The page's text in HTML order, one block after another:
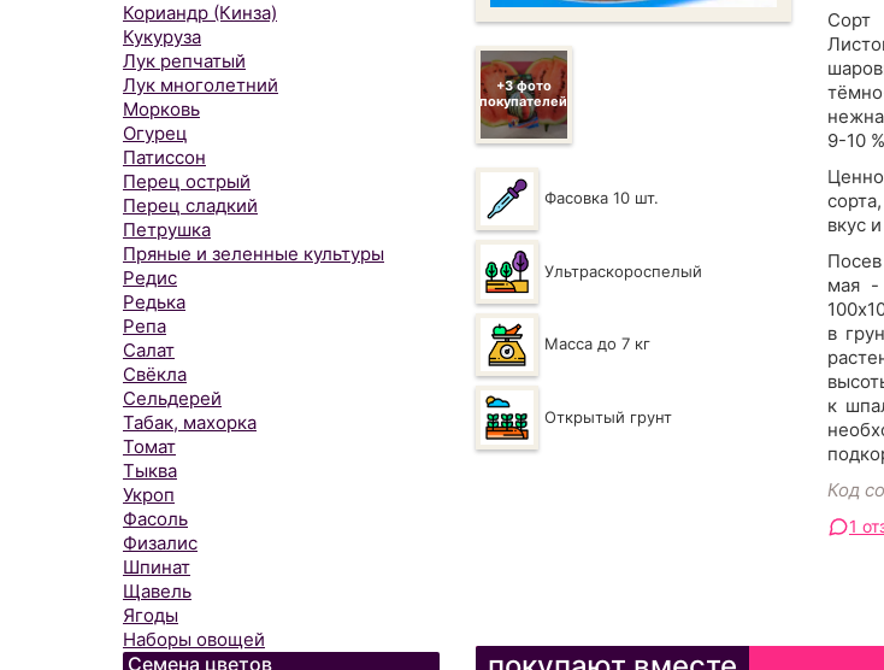
Кориандр (Кинза)
Кукуруза
Лук репчатый
Лук многолетний
Морковь
Огурец
Патиссон
Перец острый
Перец сладкий
Петрушка
Пряные и зеленные культуры
Редис
Редька
Репа
Салат
Свёкла
Сельдерей
Табак, махорка
Томат
Тыква
Укроп
Фасоль
Физалис
Шпинат
Щавель
Ягоды
Наборы овощей
Семена цветов
+3 фото
покупателей
Фасовка 10 шт.
Ультраскороспелый
Масса до 7 кг
Открытый грунт
Сорт
9-10
вкус
мая -
в
к
Код
1